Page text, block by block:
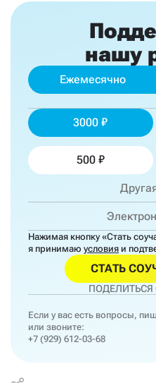
нашу
Ежемесячно
3000
500
Нажимая кнопку «Стать
я принимаю условия и
СТАТЬ
ПОДЕЛИТЬСЯ
Если у вас есть вопросы,
или звоните:
+7 (929) 612-03-68